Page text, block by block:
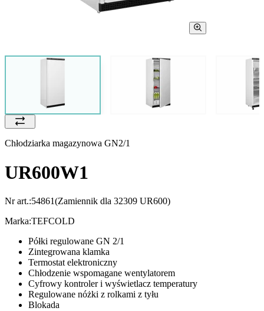
Chłodziarka magazynowa GN2/1
UR600W1
Nr art.:54861(Zamiennik dla 32309 UR600)
Marka:TEFCOLD
Półki regulowane GN 2/1
Zintegrowana klamka
Termostat elektroniczny
Chłodzenie wspomagane wentylatorem
Cyfrowy kontroler i wyświetlacz temperatury
Regulowane nóżki z rolkami z tyłu
Blokada